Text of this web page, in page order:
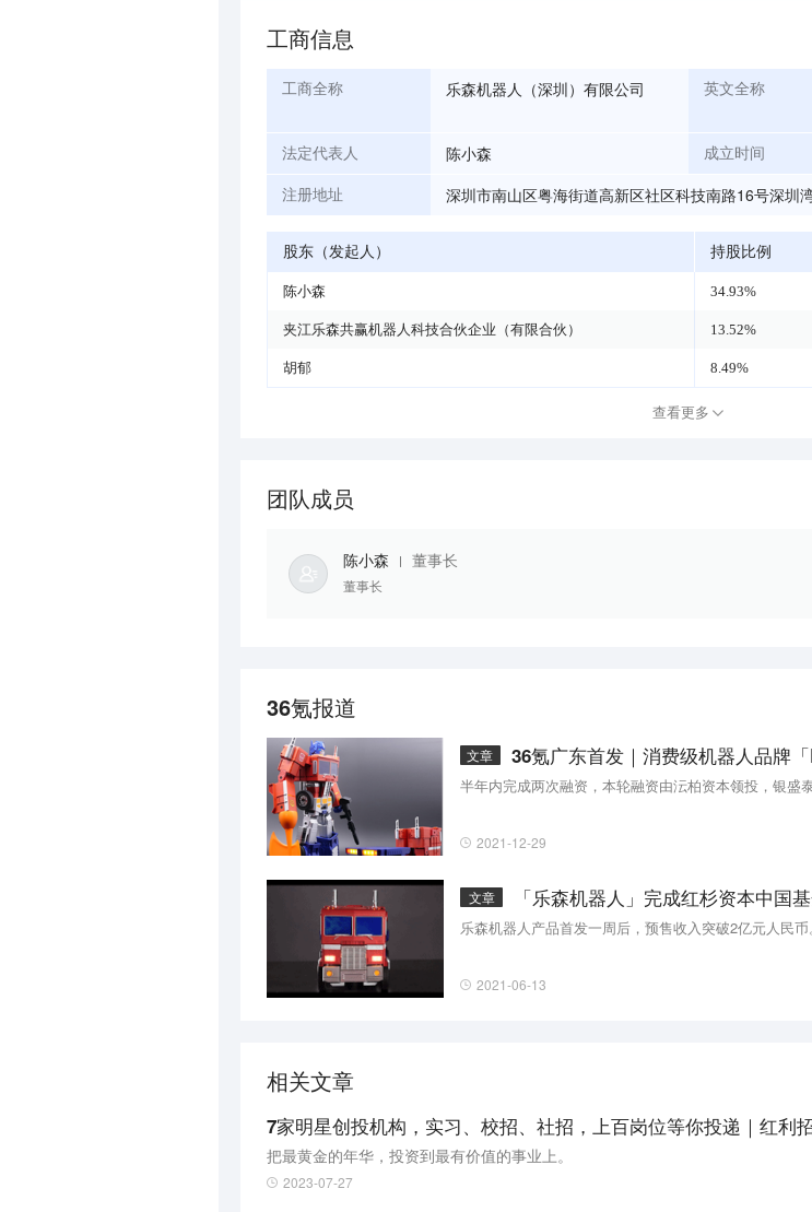
工商信息
工商全称 乐森机器人（深圳）有限公司 英文全称
法定代表人 陈小森 成立时间
注册地址 深圳市南山区粤海街道高新区社区科技南路16号深圳
股东（发起人） 持股比例
陈小森 34.93%
夹江乐森共赢机器人科技合伙企业（有限合伙） 13.52%
胡郁 8.49%
查看更多
团队成员
陈小森 董事长
董事长
36氪报道
文章
半年内完成两次融资，本轮融资由沄柏资本领投，银盛
2021-12-29
文章
乐森机器人产品首发一周后，预售收入突破2亿元人民币。
2021-06-13
相关文章
7家明星创投机构，实习、校招、社招，上百岗位等你投递｜红利
把最黄金的年华，投资到最有价值的事业上。
2023-07-27